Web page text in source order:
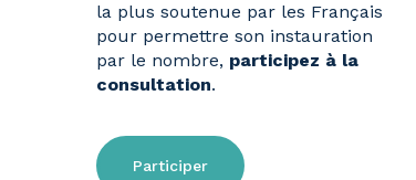
la plus soutenue par les Français
pour permettre son instauration
par le nombre, participez à la
consultation.
Participer